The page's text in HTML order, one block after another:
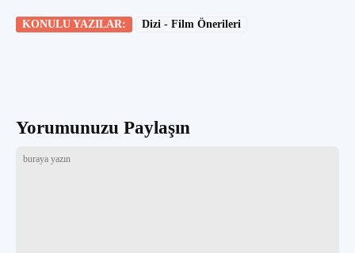
KONULU YAZILAR: Dizi - Film Önerileri
Yorumunuzu Paylaşın